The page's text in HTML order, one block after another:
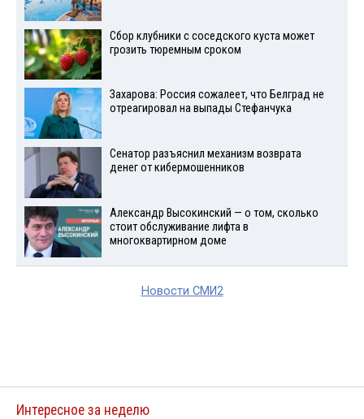
Сбор клубники с соседского куста может
грозить тюремным сроком
Захарова: Россия сожалеет, что Белград не
отреагировал на выпады Стефанчука
Сенатор разъяснил механизм возврата
денег от кибермошенников
Александр Высокинский — о том, сколько
стоит обслуживание лифта в
многоквартирном доме
Новости СМИ2
Интересное за неделю